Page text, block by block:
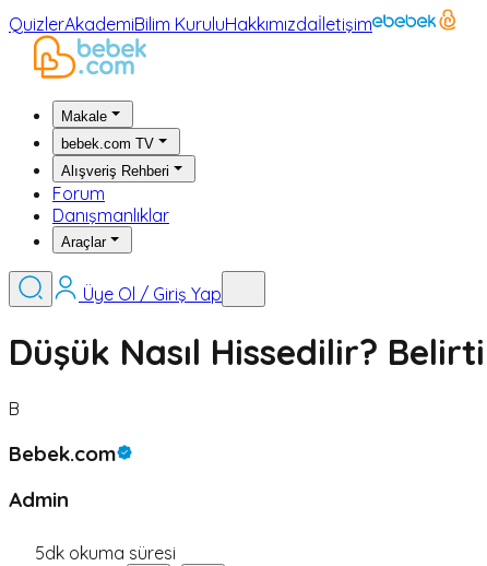
QuizlerAkademiBilim KuruluHakkımızdaİletişim
Makale
bebek.com TV
Alışveriş Rehberi
Forum
Danışmanlıklar
Araçlar
Üye Ol / Giriş Yap
Düşük Nasıl Hissedilir?
B
Bebek.com
Admin
5dk okuma süresi